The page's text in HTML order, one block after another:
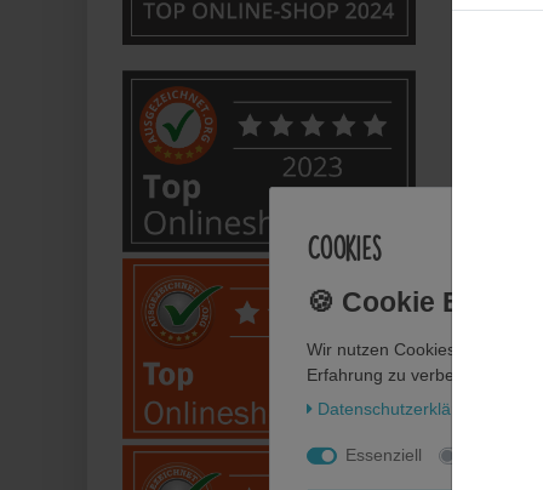
Cookies
Wir nutzen Cookies auf
Erfahrung zu verbessern.
Daten­schutz­erklärung
Essenziell